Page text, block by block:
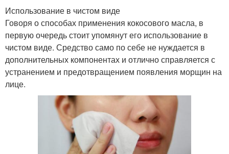
Использование в чистом виде
Говоря о способах применения кокосового масла, в
первую очередь стоит упомянут его использование в
чистом виде. Средство само по себе не нуждается в
дополнительных компонентах и отлично справляется с
устранением и предотвращением появления морщин на
лице.